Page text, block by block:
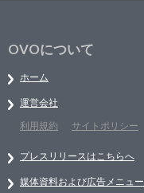
OVOについて
ホーム
運営会社
利用規約
サイトポリシー
プレスリリースはこちらへ
媒体資料および広告メニュー